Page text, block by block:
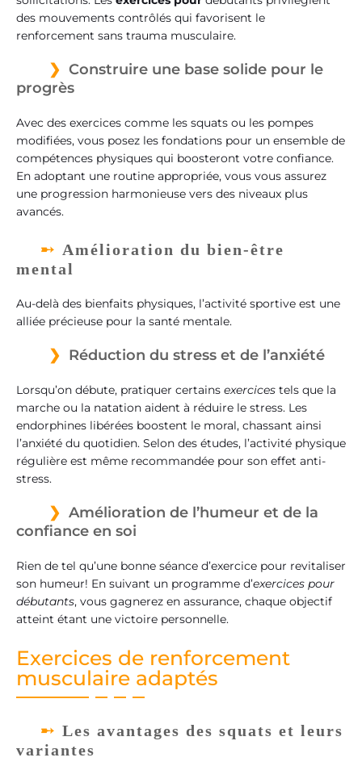
des mouvements contrôlés qui favorisent le
renforcement sans trauma musculaire.
Construire une base solide pour le
progrès
Avec des exercices comme les squats ou les pompes
modifiées, vous posez les fondations pour un ensemble de
compétences physiques qui boosteront votre confiance.
En adoptant une routine appropriée, vous vous assurez
une progression harmonieuse vers des niveaux plus
avancés.
Amélioration du bien-être
mental
Au-delà des bienfaits physiques, l’activité sportive est une
alliée précieuse pour la santé mentale.
Réduction du stress et de l’anxiété
Lorsqu’on débute, pratiquer certains exercices tels que la
marche ou la natation aident à réduire le stress. Les
endorphines libérées boostent le moral, chassant ainsi
l’anxiété du quotidien. Selon des études, l’activité physique
régulière est même recommandée pour son effet anti-
stress.
Amélioration de l’humeur et de la
confiance en soi
Rien de tel qu’une bonne séance d’exercice pour revitaliser
son humeur! En suivant un programme d’exercices pour
débutants, vous gagnerez en assurance, chaque objectif
atteint étant une victoire personnelle.
Exercices de renforcement
musculaire adaptés
Les avantages des squats et leurs
variantes